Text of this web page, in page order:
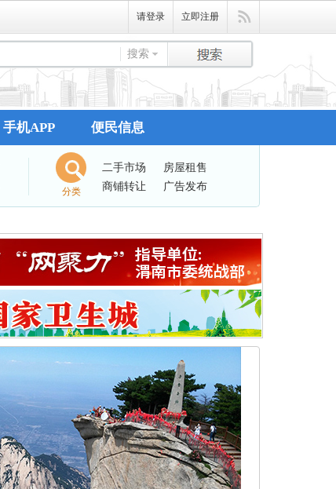
请登录 立即注册
搜索
手机APP 便民信息
分类
二手市场
房屋租售
商铺转让
广告发布